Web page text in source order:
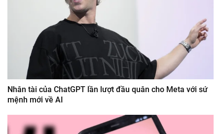
Nhân tài của ChatGPT lần lượt đầu quân cho Meta với sứ
mệnh mới về AI